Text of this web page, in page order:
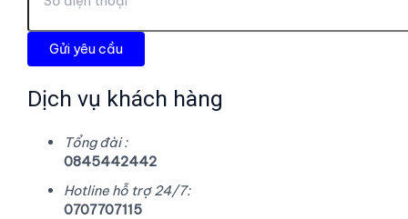
Dịch vụ khách hàng
Tổng đài :
0845442442
Hotline hỗ trợ 24/7:
0707707115